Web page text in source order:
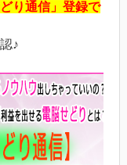
り通信」登録で
♪